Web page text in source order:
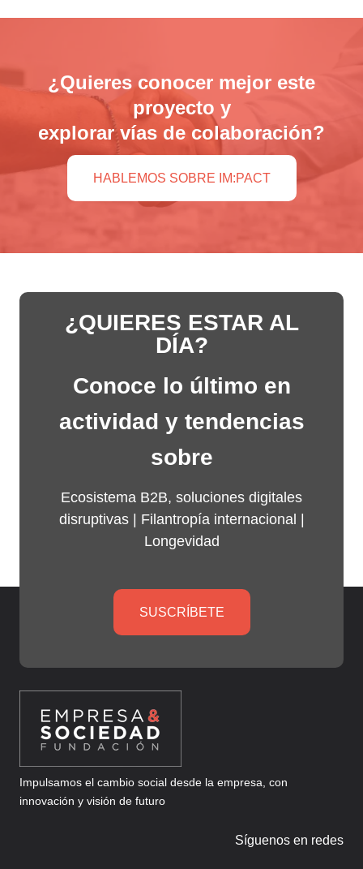
¿Quieres conocer mejor este
proyecto y
explorar vías de colaboración?
HABLEMOS SOBRE IM:PACT
¿QUIERES ESTAR AL
DÍA?
Conoce lo último en
actividad y tendencias
sobre
Ecosistema B2B, soluciones digitales
disruptivas | Filantropía internacional
Longevidad
SUSCRÍBETE
Impulsamos el cambio social desde la empresa, con
innovación y visión de futuro
Síguenos en redes